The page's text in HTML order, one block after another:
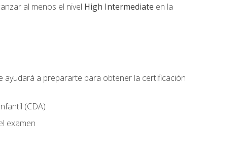
al menos el nivel High Intermediate en la
ayudará a prepararte para obtener la certificación
(CDA)
examen